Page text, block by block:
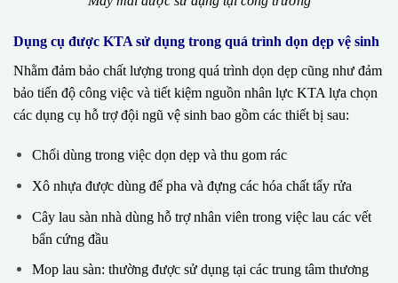
Dụng cụ được KTA sử dụng trong quá trình dọn dẹp vệ sinh
Nhằm đảm bảo chất lượng trong quá trình dọn dẹp cũng như đảm
bảo tiến độ công việc và tiết kiệm nguồn nhân lực KTA lựa chọn
các dụng cụ hỗ trợ đội ngũ vệ sinh bao gồm các thiết bị sau:
Chổi dùng trong việc dọn dẹp và thu gom rác
Xô nhựa được dùng để pha và đựng các hóa chất tẩy rửa
Cây lau sàn nhà dùng hỗ trợ nhân viên trong việc lau các vết
bẩn cứng đầu
Mop lau sàn: thường được sử dụng tại các trung tâm thương